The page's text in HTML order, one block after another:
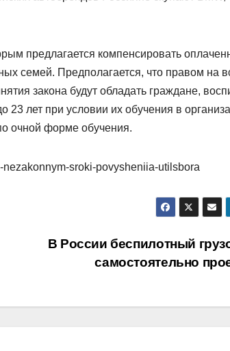
предлагается компенсировать
семей. Предполагается, что правом на
закона будут обладать граждане,
23 лет при условии их обучения в
очной форме обучения.
sroki-povysheniia-utilsbora
В России беспилотный
самостоятельно